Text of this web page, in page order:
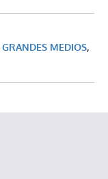
GRANDES MEDIOS,